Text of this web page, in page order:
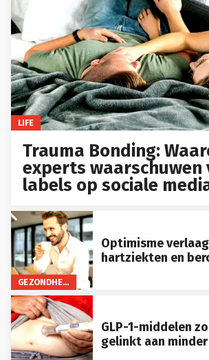
LIFE
Trauma Bonding:
experts waarschuwen
labels op sociale
GEZONDHEID
Optimisme
hartziekten en
GLP-1-middelen
gelinkt aan